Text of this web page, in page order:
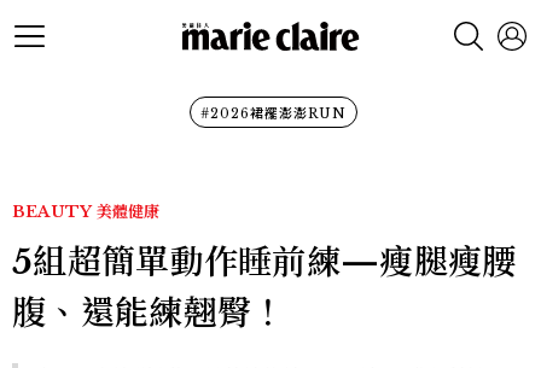
#2026裙襬澎澎RUN
BEAUTY 美體健康
5組超簡單動作睡前練—瘦腿瘦腰
腹、還能練翹臀！